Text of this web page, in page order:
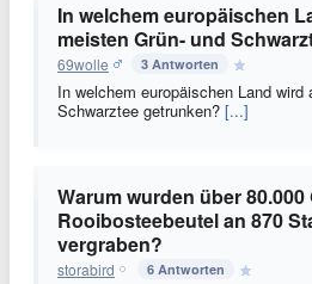
In welchem europäischen
meisten Grün- und
69wolle 3 Antworten
In welchem europäischen Land
Schwarztee getrunken? [...]
Warum wurden über 80.000
Rooibosteebeutel an 870
vergraben?
storabird 6 Antworten